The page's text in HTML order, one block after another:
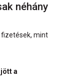
néhány
fizetések, mint
a